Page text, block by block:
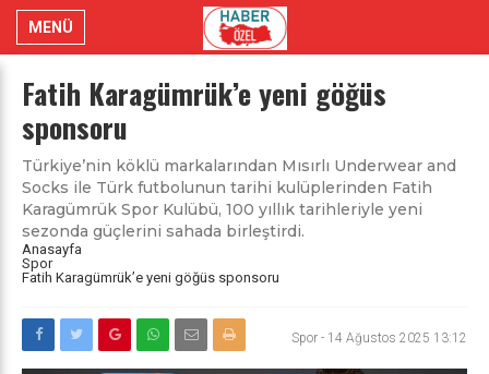
MENÜ
Fatih Karagümrük’e yeni göğüs
sponsoru
Türkiye’nin köklü markalarından Mısırlı Underwear and
Socks ile Türk futbolunun tarihi kulüplerinden Fatih
Karagümrük Spor Kulübü, 100 yıllık tarihleriyle yeni
sezonda güçlerini sahada birleştirdi.
Anasayfa
Spor
Fatih Karagümrük’e yeni göğüs sponsoru
Spor - 14 Ağustos 2025 13:12